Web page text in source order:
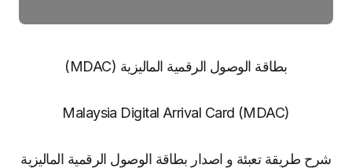
بطاقة الوصول الرقمية الماليزية (MDAC)
Malaysia Digital Arrival Card (MDAC)
شرح طريقة تعبئة و اصدار بطاقة الوصول الرقمية الماليزية